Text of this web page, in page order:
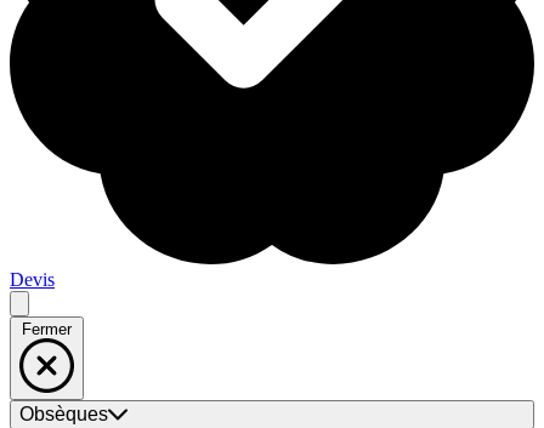
Devis
Fermer
Obsèques